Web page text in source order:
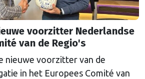
voorzitter Nederlandse
van de Regio's
nieuwe voorzitter van de
in het Europees Comité van